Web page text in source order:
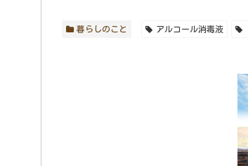
暮らしのこと アルコール消毒液